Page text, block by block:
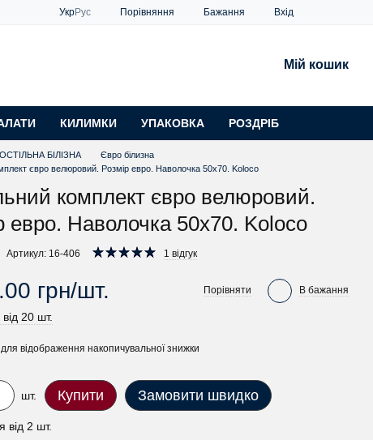
УкрРус Порівняння Бажання Вхід
Мій кошик
КИЛИМКИ УПАКОВКА РОЗДРІБ
БІЛІЗНА
Євро білизна
євро велюровий. Розмір евро. Наволочка 50х70. Koloco
комплект євро велюровий.
евро. Наволочка 50х70. Koloco
Артикул: 16-406 1 відгук
грн/шт. Порівняти В бажання
від 20 шт.
для відображення накопичувальної знижки
шт. Купити Замовити швидко
від 2 шт.